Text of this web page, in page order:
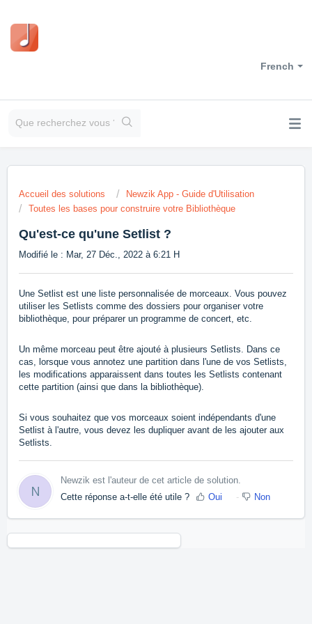
French
Accueil des solutions
Newzik App - Guide d'Utilisation
Toutes les bases pour construire votre Bibliothèque
Qu'est-ce qu'une Setlist ?
Modifié le : Mar, 27 Déc., 2022 à 6:21 H
Une Setlist est une liste personnalisée de morceaux. Vous pouvez
utiliser les Setlists comme des dossiers pour organiser votre
bibliothèque, pour préparer un programme de concert, etc.
Un même morceau peut être ajouté à plusieurs Setlists. Dans ce
cas, lorsque vous annotez une partition dans l'une de vos Setlists,
les modifications apparaissent dans toutes les Setlists contenant
cette partition (ainsi que dans la bibliothèque).
Si vous souhaitez que vos morceaux soient indépendants d'une
Setlist à l'autre, vous devez les dupliquer avant de les ajouter aux
Setlists.
N
Newzik est l'auteur de cet article de solution.
Cette réponse a-t-elle été utile ?
Oui Non